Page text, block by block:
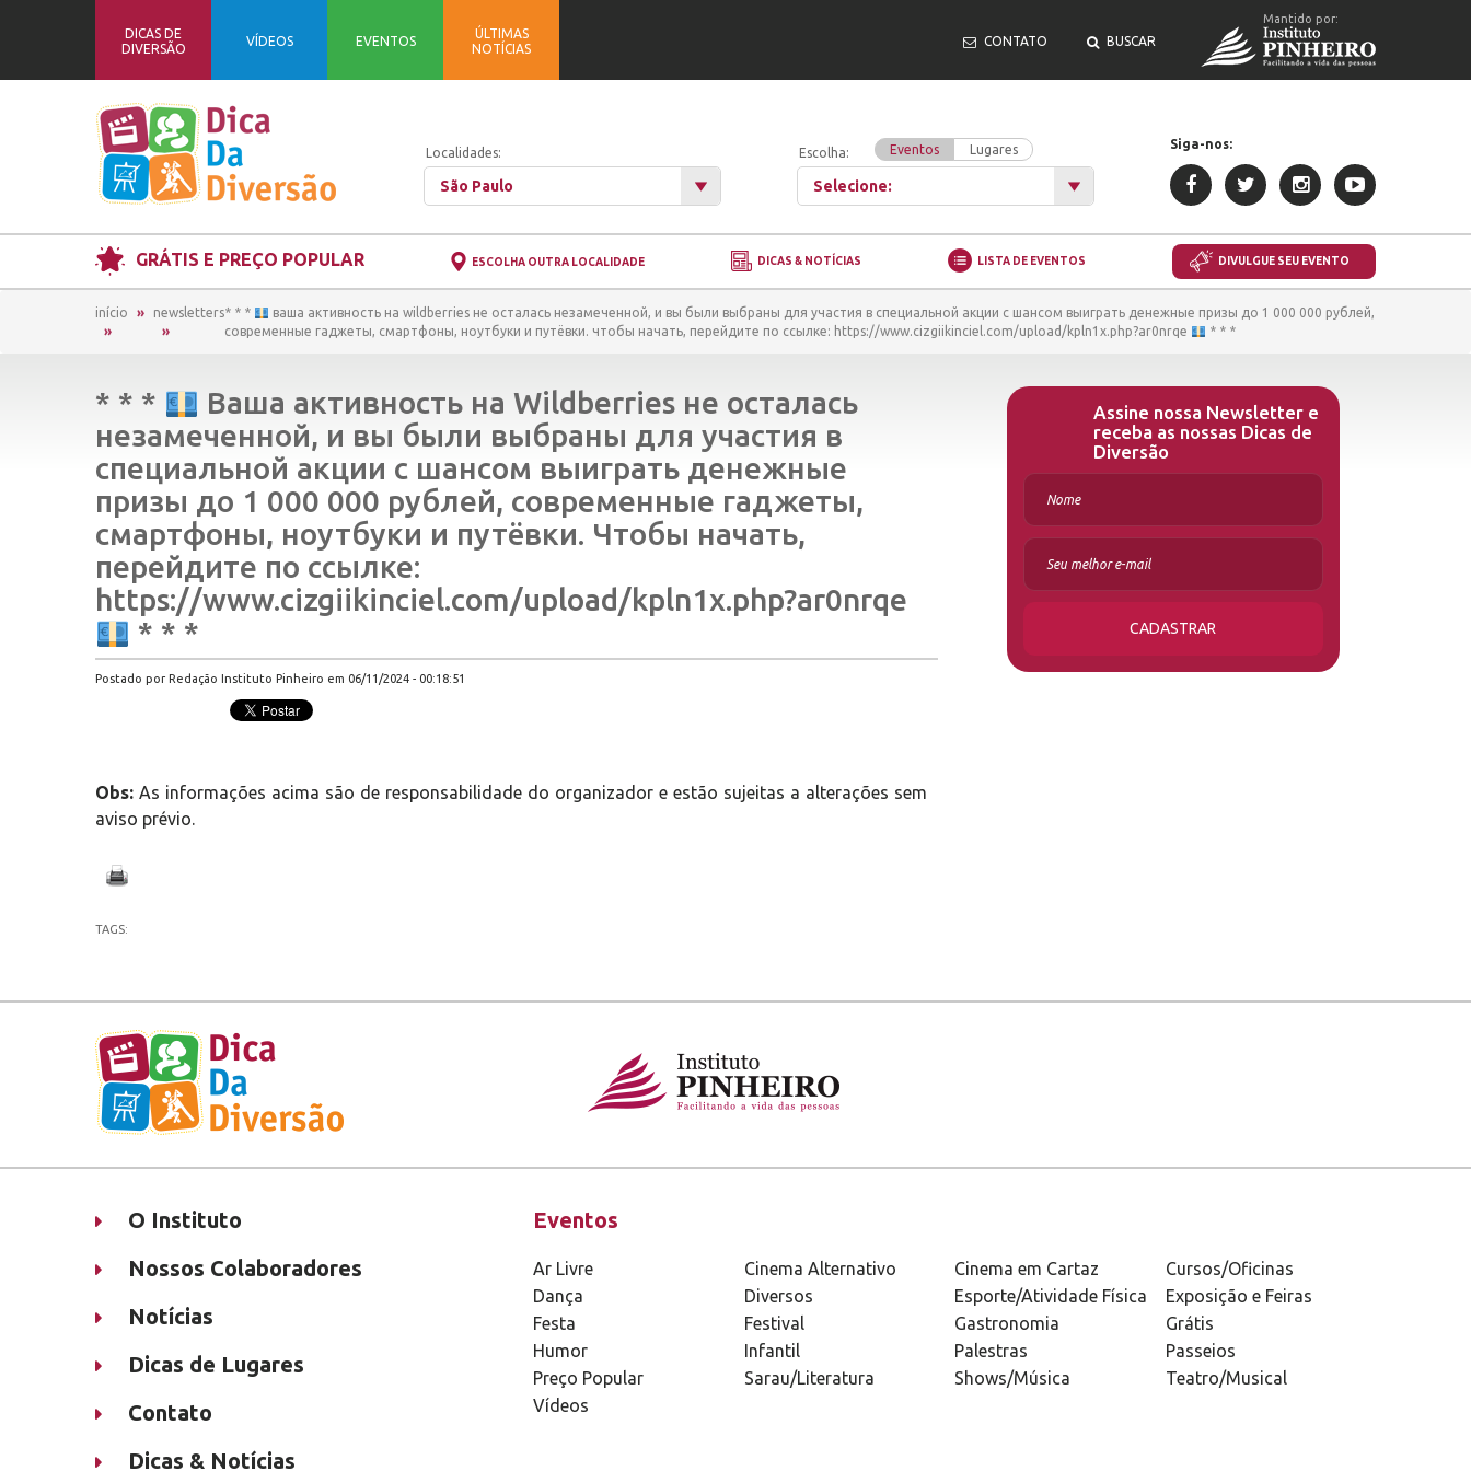
DICAS DE
DIVERSÃO
VÍDEOS EVENTOS
ÚLTIMAS
NOTÍCIAS
CONTATO BUSCAR
Mantido por:
Localidades:
São Paulo
Escolha: Eventos Lugares
Selecione:
Siga-nos:
GRÁTIS E PREÇO POPULAR ESCOLHA OUTRA LOCALIDADE DICAS & NOTÍCIAS LISTA DE EVENTOS DIVULGUE SEU EVENTO
início newsletters* * *
ваша активность на wildberries не осталась незамеченной, и вы были выбраны для участия в специальной акции с шансом выиграть денежные призы до 1 000 000 рублей,
современные гаджеты, смартфоны, ноутбуки и путёвки. чтобы начать, перейдите по ссылке: https://www.cizgiikinciel.com/upload/kpln1x.php?ar0nrqe
* * *
* * *
Ваша активность на Wildberries не осталась
незамеченной, и вы были выбраны для участия в
специальной акции с шансом выиграть денежные
призы до 1 000 000 рублей, современные гаджеты,
смартфоны, ноутбуки и путёвки. Чтобы начать,
перейдите по ссылке:
https://www.cizgiikinciel.com/upload/kpln1x.php?ar0nrqe
* * *
Postado por Redação Instituto Pinheiro em 06/11/2024 - 00:18:51
Obs: As informações acima são de responsabilidade do organizador e estão sujeitas a alterações sem
aviso prévio.
TAGS:
Assine nossa Newsletter e
receba as nossas Dicas de
Diversão
CADASTRAR
O Instituto
Nossos Colaboradores
Notícias
Dicas de Lugares
Contato
Dicas & Notícias
Eventos
Ar Livre Cinema Alternativo Cinema em Cartaz
Cursos/Oficinas
Dança
Diversos Esporte/Atividade Física
Exposição e Feiras
Festa
Festival Gastronomia
Grátis
Humor
Infantil Palestras
Passeios
Preço Popular
Sarau/Literatura Shows/Música
Teatro/Musical
Vídeos